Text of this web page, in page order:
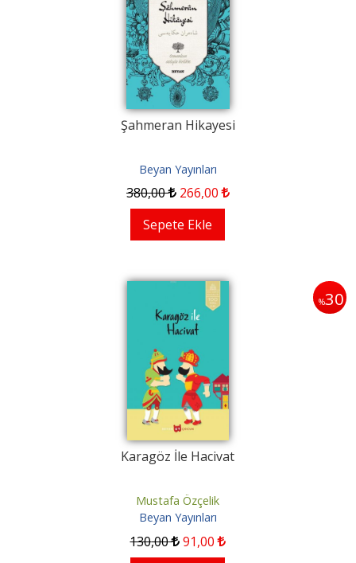
Şahmeran Hikayesi
Beyan Yayınları
380,00 266,00
Sepete Ekle
%30
Karagöz İle Hacivat
Mustafa Özçelik
Beyan Yayınları
130,00 91,00